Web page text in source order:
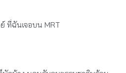
ที่ฉันเจอบน MRT